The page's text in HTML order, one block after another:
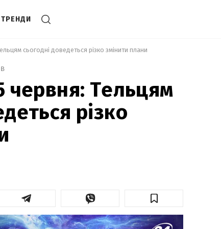
ТРЕНДИ
сьогодні доведеться різко змінити плани
червня: Тельцям
різко